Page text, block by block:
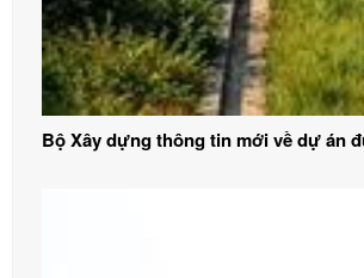
Bộ Xây dựng thông tin mới về dự án